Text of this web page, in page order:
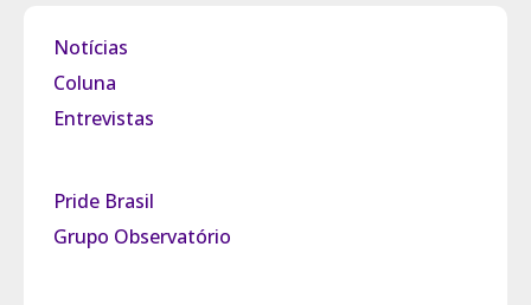
Notícias
Coluna
Entrevistas
Pride Brasil
Grupo Observatório